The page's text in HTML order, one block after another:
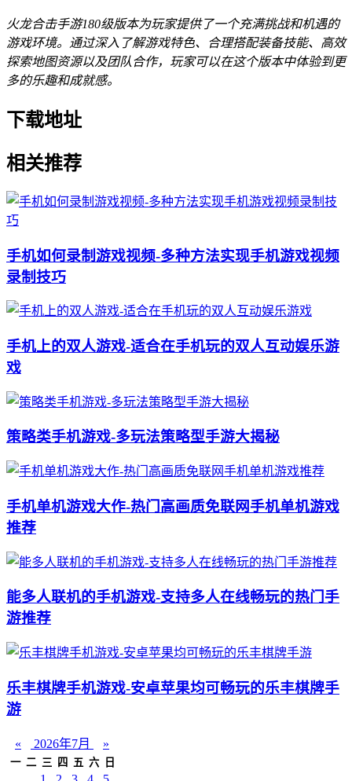
火龙合击手游180级版本为玩家提供了一个充满挑战和机遇的
游戏环境。通过深入了解游戏特色、合理搭配装备技能、高效
探索地图资源以及团队合作，玩家可以在这个版本中体验到更
多的乐趣和成就感。
下载地址
相关推荐
手机如何录制游戏视频-多种方法实现手机游戏视频
录制技巧
手机上的双人游戏-适合在手机玩的双人互动娱乐游
戏
策略类手机游戏-多玩法策略型手游大揭秘
手机单机游戏大作-热门高画质免联网手机单机游戏
推荐
能多人联机的手机游戏-支持多人在线畅玩的热门手
游推荐
乐丰棋牌手机游戏-安卓苹果均可畅玩的乐丰棋牌手
游
« 2026年7月 »
一 二 三 四 五 六 日